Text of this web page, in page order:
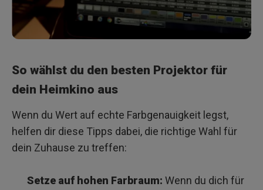
So wählst du den besten Projektor für
dein Heimkino aus
Wenn du Wert auf echte Farbgenauigkeit legst,
helfen dir diese Tipps dabei, die richtige Wahl für
dein Zuhause zu treffen:
Setze auf hohen Farbraum: Wenn du dich für